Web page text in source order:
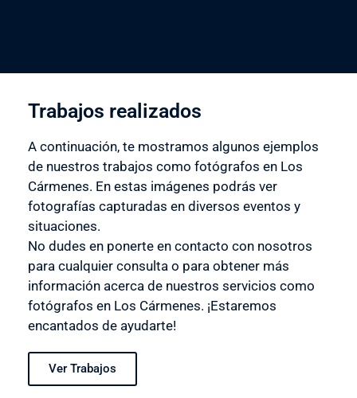
Trabajos realizados
A continuación, te mostramos algunos ejemplos
de nuestros trabajos como fotógrafos en Los
Cármenes. En estas imágenes podrás ver
fotografías capturadas en diversos eventos y
situaciones.
No dudes en ponerte en contacto con nosotros
para cualquier consulta o para obtener más
información acerca de nuestros servicios como
fotógrafos en Los Cármenes. ¡Estaremos
encantados de ayudarte!
Ver Trabajos